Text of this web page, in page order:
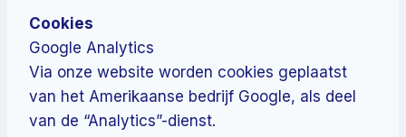
Cookies
Google Analytics
Via onze website worden cookies geplaatst
van het Amerikaanse bedrijf Google, als deel
van de “Analytics”-dienst.